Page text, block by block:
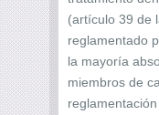
(artículo 39 de
reglamentado
la mayoría
miembros de